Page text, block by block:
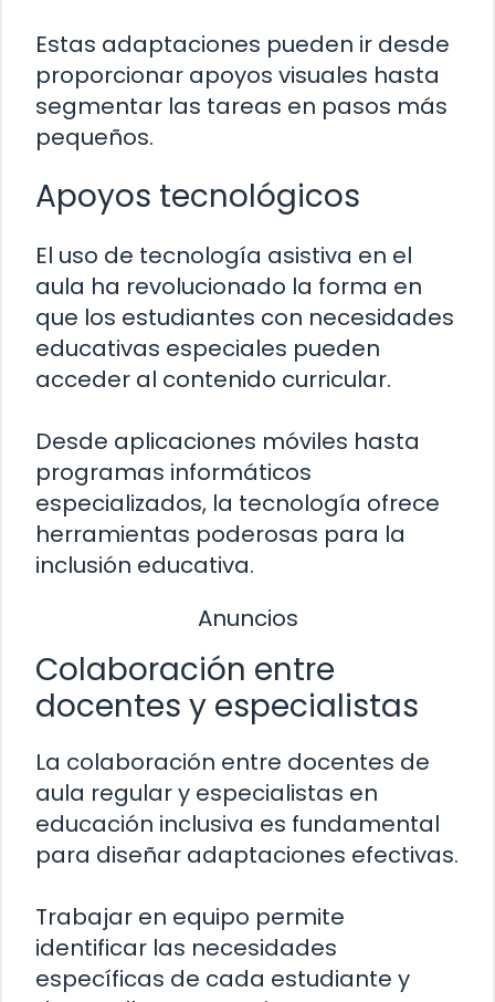
Estas adaptaciones pueden ir desde
proporcionar apoyos visuales hasta
segmentar las tareas en pasos más
pequeños.
Apoyos tecnológicos
El uso de tecnología asistiva en el
aula ha revolucionado la forma en
que los estudiantes con necesidades
educativas especiales pueden
acceder al contenido curricular.
Desde aplicaciones móviles hasta
programas informáticos
especializados, la tecnología ofrece
herramientas poderosas para la
inclusión educativa.
Anuncios
Colaboración entre
docentes y especialistas
La colaboración entre docentes de
aula regular y especialistas en
educación inclusiva es fundamental
para diseñar adaptaciones efectivas.
Trabajar en equipo permite
identificar las necesidades
específicas de cada estudiante y